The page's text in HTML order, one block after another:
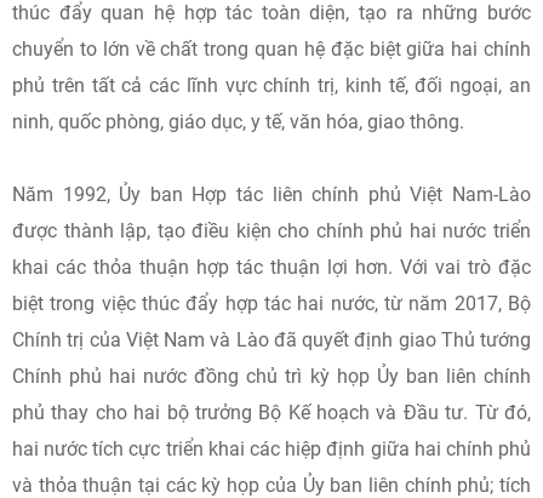
thúc đẩy quan hệ hợp tác toàn diện, tạo ra những bước
chuyển to lớn về chất trong quan hệ đặc biệt giữa hai chính
phủ trên tất cả các lĩnh vực chính trị, kinh tế, đối ngoại, an
ninh, quốc phòng, giáo dục, y tế, văn hóa, giao thông.
Năm 1992, Ủy ban Hợp tác liên chính phủ Việt Nam-Lào
được thành lập, tạo điều kiện cho chính phủ hai nước triển
khai các thỏa thuận hợp tác thuận lợi hơn. Với vai trò đặc
biệt trong việc thúc đẩy hợp tác hai nước, từ năm 2017, Bộ
Chính trị của Việt Nam và Lào đã quyết định giao Thủ tướng
Chính phủ hai nước đồng chủ trì kỳ họp Ủy ban liên chính
phủ thay cho hai bộ trưởng Bộ Kế hoạch và Đầu tư. Từ đó,
hai nước tích cực triển khai các hiệp định giữa hai chính phủ
và thỏa thuận tại các kỳ họp của Ủy ban liên chính phủ; tích